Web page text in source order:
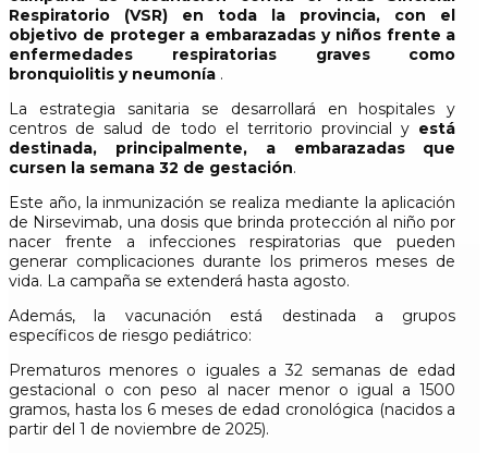
Respiratorio (VSR) en toda la provincia, con el
objetivo de proteger a embarazadas y niños frente a
enfermedades respiratorias graves como
bronquiolitis y neumonía .
La estrategia sanitaria se desarrollará en hospitales y
centros de salud de todo el territorio provincial y está
destinada, principalmente, a embarazadas que
cursen la semana 32 de gestación.
Este año, la inmunización se realiza mediante la aplicación
de Nirsevimab, una dosis que brinda protección al niño por
nacer frente a infecciones respiratorias que pueden
generar complicaciones durante los primeros meses de
vida. La campaña se extenderá hasta agosto.
Además, la vacunación está destinada a grupos
específicos de riesgo pediátrico:
Prematuros menores o iguales a 32 semanas de edad
gestacional o con peso al nacer menor o igual a 1500
gramos, hasta los 6 meses de edad cronológica (nacidos a
partir del 1 de noviembre de 2025).